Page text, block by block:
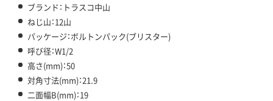
ブランド：トラスコ中山
ねじ山：12山
パッケージ：ボルトンパック(ブリスター)
呼び径：W1/2
高さ(mm)：50
対角寸法(mm)：21.9
二面幅B(mm)：19